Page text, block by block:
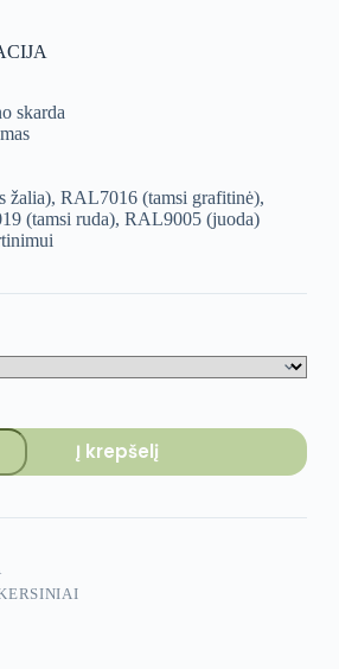
skarda
žalia), RAL7016 (tamsi grafitinė),
(tamsi ruda), RAL9005 (juoda)
Į krepšelį